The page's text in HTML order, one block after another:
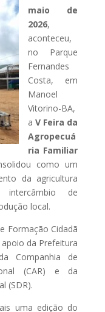
maio de
2026,
aconteceu,
no Parque
Fernandes
Costa, em
Manoel
Vitorino-BA,
a V Feira da
Agropecuá
ria Familiar
como um
da agricultura
de
local.
Formação Cidadã
da Prefeitura
Companhia de
(CAR) e da
(SDR).
uma edição do